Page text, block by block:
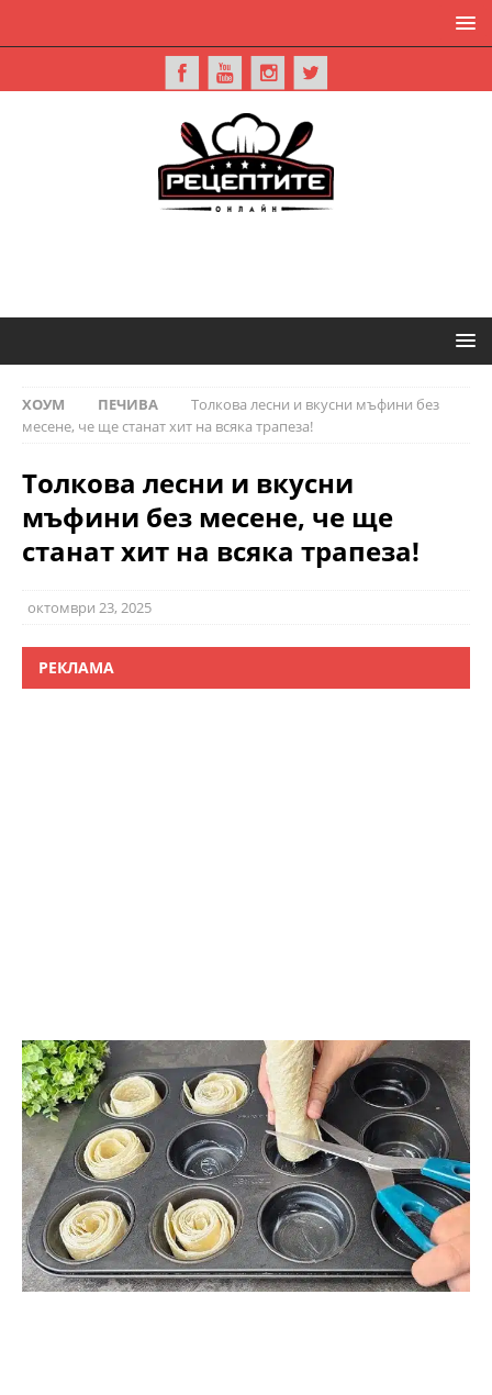
ХОУМ ПЕЧИВА
Толкова лесни и вкусни мъфини без
месене, че ще станат хит на всяка трапеза!
Толкова лесни и вкусни
мъфини без месене, че ще
станат хит на всяка трапеза!
октомври 23, 2025
РЕКЛАМА